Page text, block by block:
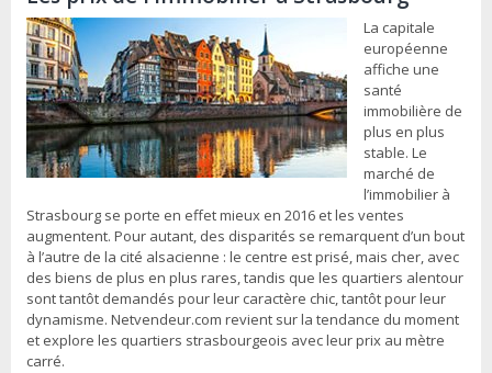
La capitale
européenne
affiche une
santé
immobilière de
plus en plus
stable. Le
marché de
l’immobilier à
Strasbourg se porte en effet mieux en 2016 et les ventes
augmentent. Pour autant, des disparités se remarquent d’un bout
à l’autre de la cité alsacienne : le centre est prisé, mais cher, avec
des biens de plus en plus rares, tandis que les quartiers alentour
sont tantôt demandés pour leur caractère chic, tantôt pour leur
dynamisme. Netvendeur.com revient sur la tendance du moment
et explore les quartiers strasbourgeois avec leur prix au mètre
carré.